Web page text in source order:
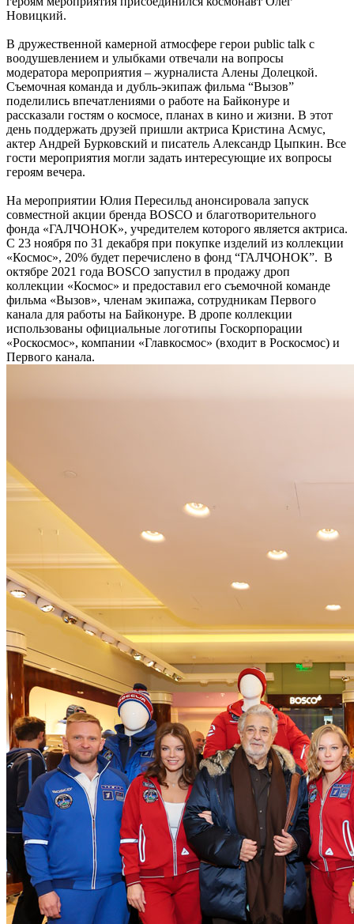
Новицкий.
В дружественной камерной атмосфере герои public talk с
воодушевлением и улыбками отвечали на вопросы
модератора мероприятия – журналиста Алены Долецкой.
Съемочная команда и дубль-экипаж фильма “Вызов”
поделились впечатлениями о работе на Байконуре и
рассказали гостям о космосе, планах в кино и жизни. В этот
день поддержать друзей пришли актриса Кристина Асмус,
актер Андрей Бурковский и писатель Александр Цыпкин. Все
гости мероприятия могли задать интересующие их вопросы
героям вечера.
На мероприятии Юлия Пересильд анонсировала запуск
совместной акции бренда BOSCO и благотворительного
фонда «ГАЛЧОНОК», учредителем которого является актриса.
С 23 ноября по 31 декабря при покупке изделий из коллекции
«Космос», 20% будет перечислено в фонд “ГАЛЧОНОК”. В
октябре 2021 года BOSCO запустил в продажу дроп
коллекции «Космос» и предоставил его съемочной команде
фильма «Вызов», членам экипажа, сотрудникам Первого
канала для работы на Байконуре. В дропе коллекции
использованы официальные логотипы Госкорпорации
«Роскосмос», компании «Главкосмос» (входит в Роскосмос) и
Первого канала.